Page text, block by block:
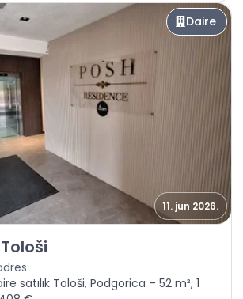
Daire
11. jun 2026.
Tološi
satılık Tološi, Podgorica – 52 m², 1